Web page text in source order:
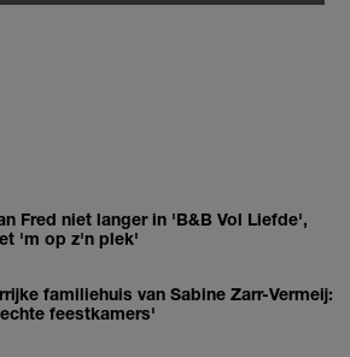
Fred niet langer in 'B&B Vol Liefde',
'm op z'n plek'
familiehuis van Sabine Zarr-Vermeij:
feestkamers'